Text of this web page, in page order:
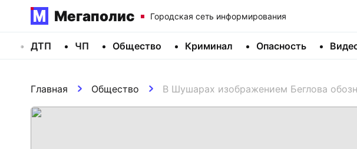
Мегаполис Городская сеть информирования
ДТП ЧП Общество Криминал Опасность
Главная Общество В Шушарах изображением Беглова